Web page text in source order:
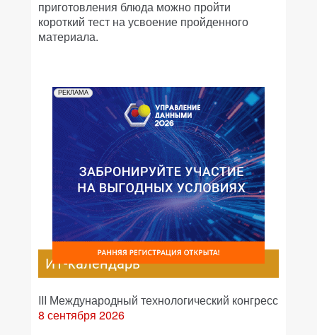
приготовления блюда можно пройти
короткий тест на усвоение пройденного
материала.
РЕКЛАМА
ИТ-календарь
III Международный технологический конгресс
8 сентября 2026